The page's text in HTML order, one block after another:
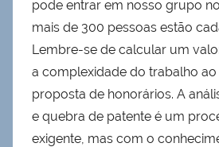
pode entrar em nosso grupo
mais de 300 pessoas estão
Lembre-se de calcular um
a complexidade do trabalho
proposta de honorários. A
e quebra de patente é um
exigente, mas com o